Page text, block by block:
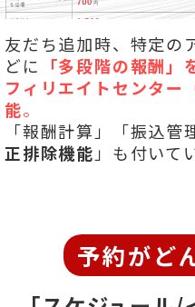
友だち追加時、特定の
どに 「多段階の報酬」
フィリエイトセンター
能。
「報酬計算」「振込
正排除機能 」も付いて
予約がど